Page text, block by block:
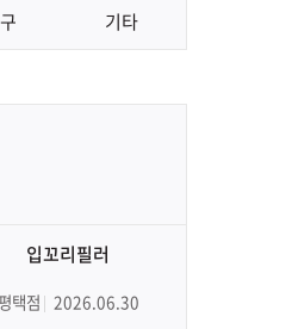
기타
입꼬리필러
택점 2026.06.30